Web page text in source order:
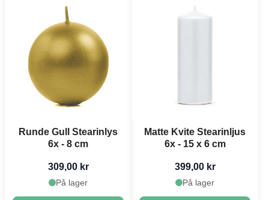
Runde Gull Stearinlys
6x - 8 cm
309,00 kr
På lager
Matte Kvite Stearinljus
6x - 15 x 6 cm
399,00 kr
På lager